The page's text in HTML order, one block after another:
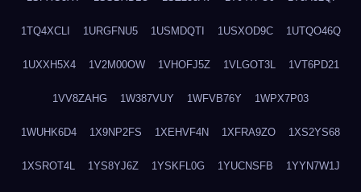
1TQ4XCLI 1URGFNU5 1USMDQTI 1USXOD9C 1UTQO46Q
1UXXH5X4 1V2M00OW 1VHOFJ5Z 1VLGOT3L 1VT6PD21
1VV8ZAHG 1W387VUY 1WFVB76Y 1WPX7P03
1WUHK6D4 1X9NP2FS 1XEHVF4N 1XFRA9ZO 1XS2YS68
1XSROT4L 1YS8YJ6Z 1YSKFL0G 1YUCNSFB 1YYN7W1J